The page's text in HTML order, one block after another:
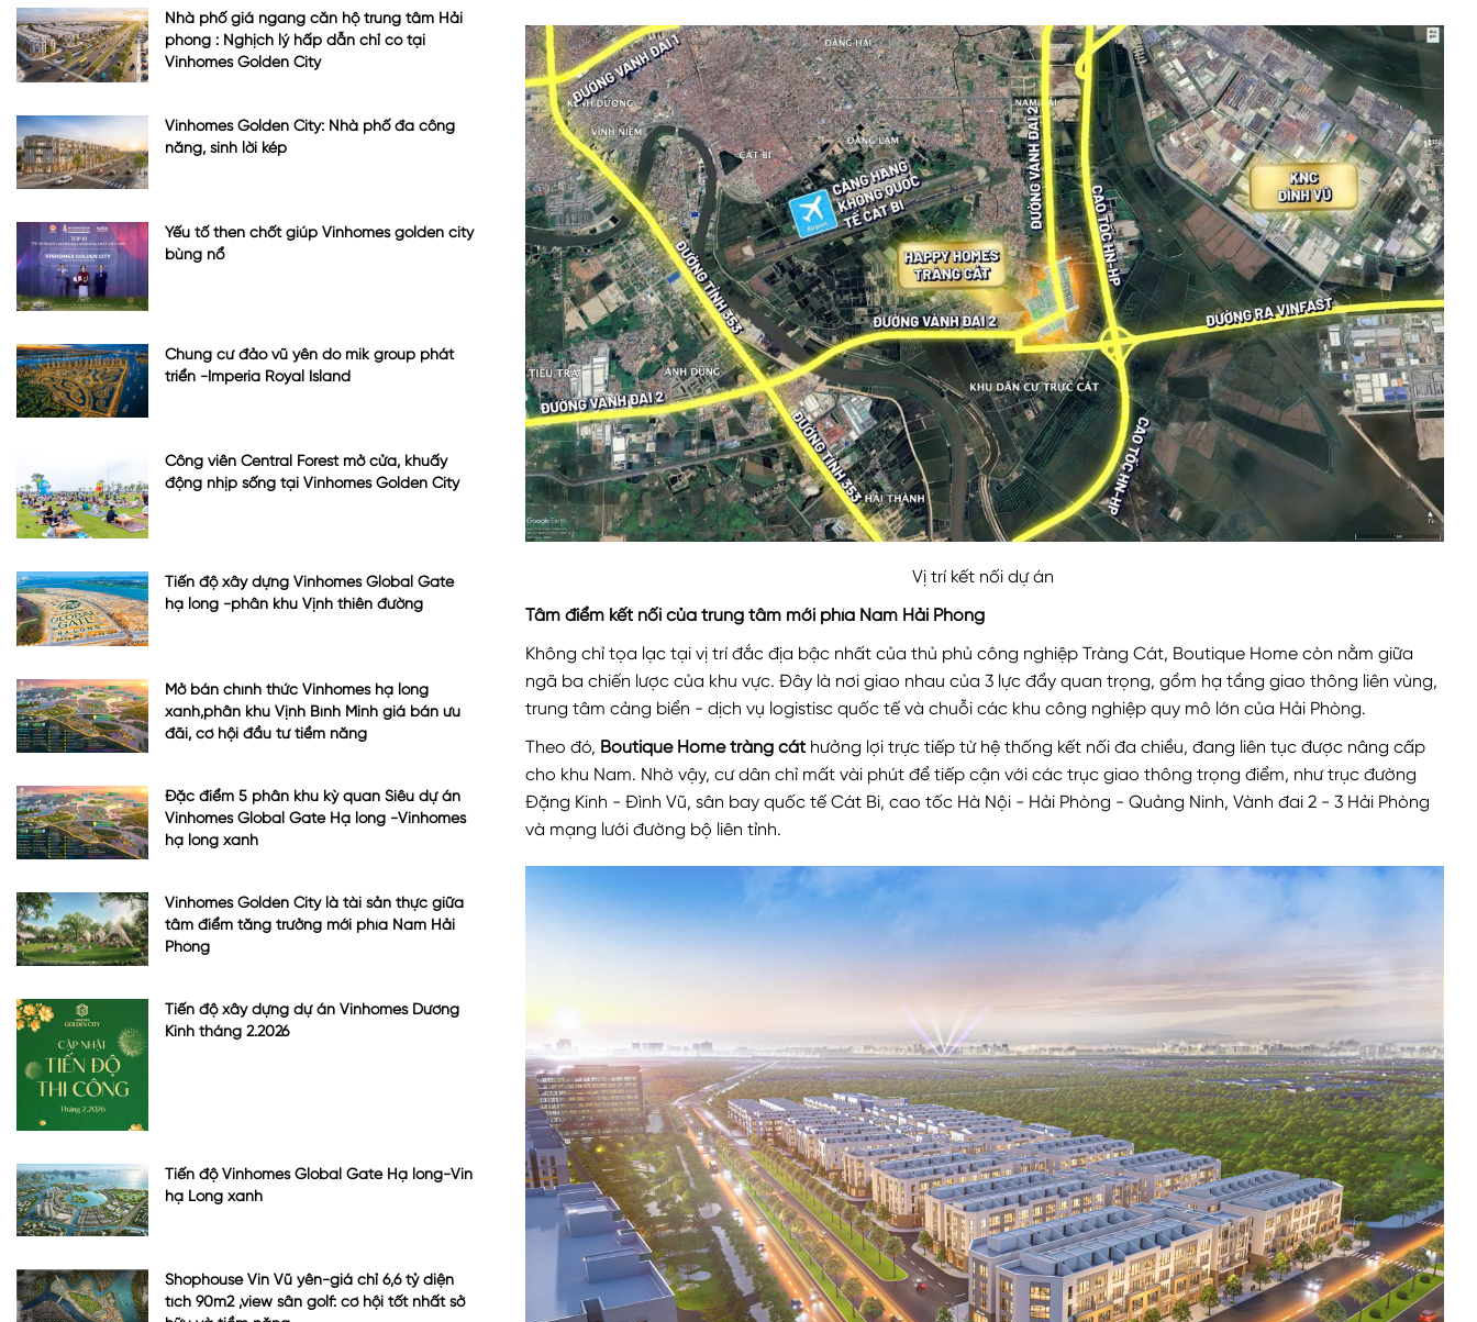
Vị trí kết nối dự án
Tâm điểm kết nối của trung tâm mới phía Nam Hải Phòng
Không chỉ tọa lạc tại vị trí đắc địa bậc nhất của thủ phủ công nghiệp Tràng Cát, Boutique Home còn nằm giữa
ngã ba chiến lược của khu vực. Đây là nơi giao nhau của 3 lực đẩy quan trọng, gồm hạ tầng giao thông liên vùng,
trung tâm cảng biển - dịch vụ logistisc quốc tế và chuỗi các khu công nghiệp quy mô lớn của Hải Phòng.
Theo đó, Boutique Home tràng cát hưởng lợi trực tiếp từ hệ thống kết nối đa chiều, đang liên tục được nâng cấp
cho khu Nam. Nhờ vậy, cư dân chỉ mất vài phút để tiếp cận với các trục giao thông trọng điểm, như trục đường
Đặng Kinh - Đình Vũ, sân bay quốc tế Cát Bi, cao tốc Hà Nội - Hải Phòng - Quảng Ninh, Vành đai 2 - 3 Hải Phòng
và mạng lưới đường bộ liên tỉnh.
Nhà phố giá ngang căn hộ trung tâm Hải
phòng : Nghịch lý hấp dẫn chỉ có tại
Vinhomes Golden City
Vinhomes Golden City: Nhà phố đa công
năng, sinh lời kép
Yếu tố then chốt giúp Vinhomes golden city
bùng nổ
Chung cư đảo vũ yên do mik group phát
triển -Imperia Royal Island
Công viên Central Forest mở cửa, khuấy
động nhịp sống tại Vinhomes Golden City
Tiến độ xây dựng Vinhomes Global Gate
hạ long -phân khu Vịnh thiên đường
Mở bán chính thức Vinhomes hạ long
xanh,phân khu Vịnh Bình Minh giá bán ưu
đãi, cơ hội đầu tư tiềm năng
Đặc điểm 5 phân khu kỳ quan Siêu dự án
Vinhomes Global Gate Hạ long -Vinhomes
hạ long xanh
Vinhomes Golden City là tài sản thực giữa
tâm điểm tăng trưởng mới phía Nam Hải
Phòng
Tiến độ xây dựng dự án Vinhomes Dương
Kinh tháng 2.2026
Tiến độ Vinhomes Global Gate Hạ long-Vin
hạ Long xanh
Shophouse Vin Vũ yên-giá chỉ 6,6 tỷ diện
tích 90m2 ,view sân golf: cơ hội tốt nhất sở